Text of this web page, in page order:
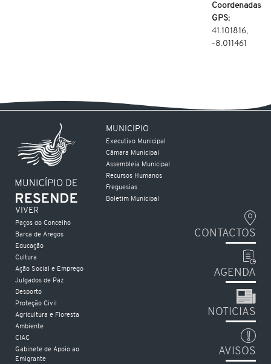
Coordenadas
GPS:
41.101816,
-8.011461
MUNICIPIO
Executivo Municipal
Câmara Municipal
Assembleia Municipal
Recursos Humanos
Freguesias
Boletim Municipal
VIVER
Paços do Concelho
Barca de Aregos
Educação
Cultura
Ação Social e Emprego
Julgados de Paz
Desporto
Proteção Civil
Agricultura e Floresta
Ambiente
CIAC
Gabinete de Apoio ao
Emigrante
CONTACTOS
AGENDA
NOTICIAS
AVISOS